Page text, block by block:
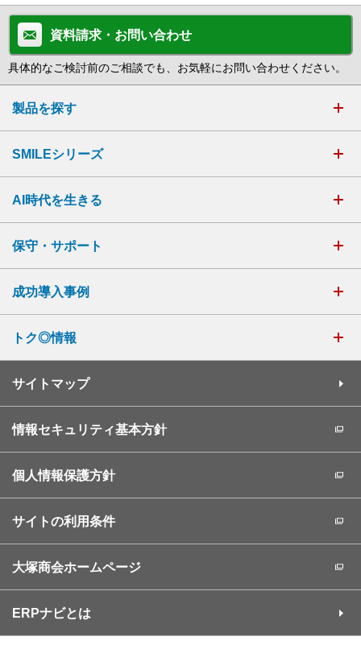
資料請求・お問い合わせ
具体的なご検討前のご相談でも、お気軽にお問い合わせください。
製品を探す
SMILEシリーズ
AI時代を生きる
保守・サポート
成功導入事例
トク◎情報
サイトマップ
情報セキュリティ基本方針
個人情報保護方針
サイトの利用条件
大塚商会ホームページ
ERPナビとは